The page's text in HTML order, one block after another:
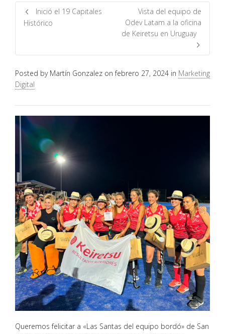
Inició el 19 Capitales
Histórico
Vista del equipo de
Odev Latam a la oficina
de Keiretsu en Uruguay
Posted by Martín Gonzalez onfebrero 27, 2024 in Marketing
Digital
Queremos felicitar a «Las Santas del equipo bordó» de San